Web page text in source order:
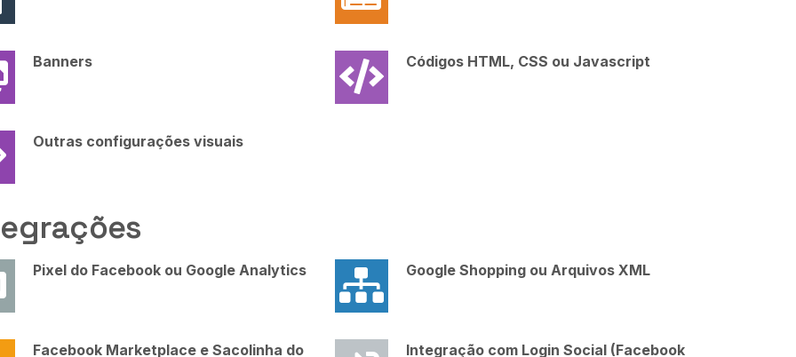
Banners Códigos HTML, CSS ou Javascript
Outras configurações visuais
Pixel do Facebook ou Google Analytics Google Shopping ou Arquivos XML
Facebook Marketplace e Sacolinha do
Integração com Login Social (Facebook